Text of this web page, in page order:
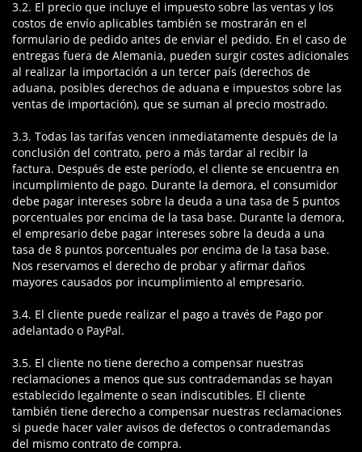
3.2. El precio que incluye el impuesto sobre las ventas y los
costos de envío aplicables también se mostrarán en el
formulario de pedido antes de enviar el pedido. En el caso de
entregas fuera de Alemania, pueden surgir costes adicionales
al realizar la importación a un tercer país (derechos de
aduana, posibles derechos de aduana e impuestos sobre las
ventas de importación), que se suman al precio mostrado.
3.3. Todas las tarifas vencen inmediatamente después de la
conclusión del contrato, pero a más tardar al recibir la
factura. Después de este período, el cliente se encuentra en
incumplimiento de pago. Durante la demora, el consumidor
debe pagar intereses sobre la deuda a una tasa de 5 puntos
porcentuales por encima de la tasa base. Durante la demora,
el empresario debe pagar intereses sobre la deuda a una
tasa de 8 puntos porcentuales por encima de la tasa base.
Nos reservamos el derecho de probar y afirmar daños
mayores causados ​​por incumplimiento al empresario.
3.4. El cliente puede realizar el pago a través de Pago por
adelantado o PayPal.
3.5. El cliente no tiene derecho a compensar nuestras
reclamaciones a menos que sus contrademandas se hayan
establecido legalmente o sean indiscutibles. El cliente
también tiene derecho a compensar nuestras reclamaciones
si puede hacer valer avisos de defectos o contrademandas
del mismo contrato de compra.